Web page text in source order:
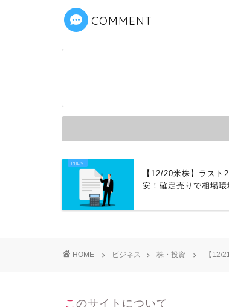
COMMENT
【12/20米株】ラスト
安！確定売りで相場
HOME ビジネス 株・投資 【12/
このサイトについて